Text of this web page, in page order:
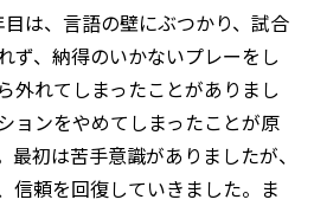
は、言語の壁にぶつかり、試合
ず、納得のいかないプレーをし
外れてしまったことがありまし
ョンをやめてしまったことが原
初は苦手意識がありましたが、
信頼を回復していきました。ま